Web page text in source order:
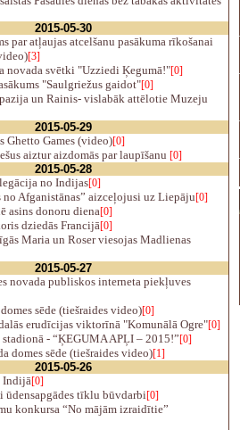
2015-05-30
par atļaujas atcelšanu pasākuma rīkošanai
[3]
novada svētki "Uzziedi Ķegumā!"[0]
"Saulgriežus gaidot"[0]
un Rainis- vislabāk attēlotie Muzeju
2015-05-29
Ghetto Games (video)[0]
aiztur aizdomās par laupīšanu [0]
2015-05-28
no Indijas[0]
no Afganistānas” aizceļojusi uz Liepāju[0]
asins donoru diena[0]
dziedās Francijā[0]
Maria un Roser viesojas Madlienas
2015-05-27
novada publiskos interneta piekļuves
sēde (tiešraides video)[0]
erudīcijas viktorīnā "Komunālā Ogre"[0]
stadionā - “ĶEGUMA APĻI – 2015!”[0]
domes sēde (tiešraides video)[1]
2015-05-26
Indijā[0]
ūdensapgādes tīklu būvdarbi[0]
konkursa “No mājām izraidītie”